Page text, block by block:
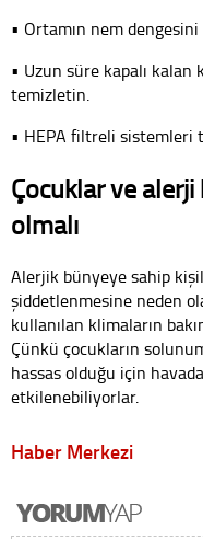
• Ortamın nem
• Uzun süre kapalı
temizletin.
• HEPA filtreli sistemleri
Çocuklar ve
olmalı
Alerjik bünyeye sahip
şiddetlenmesine neden
kullanılan klimaların
Çünkü çocukların
hassas olduğu için
etkilenebiliyorlar.
Haber Merkezi